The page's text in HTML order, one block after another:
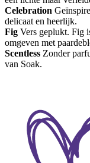
Celebration
delicaat en heerlijk.
Fig Vers geplukt. Fig
omgeven met
Scentless Zonder
van Soak.